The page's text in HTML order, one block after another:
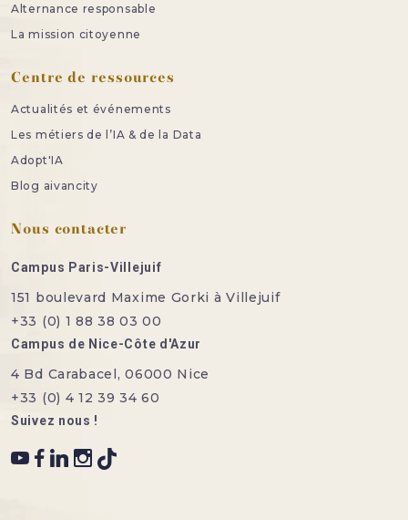
Alternance responsable
La mission citoyenne
Centre de ressources
Actualités et événements
Les métiers de l’IA & de la Data
Adopt'IA
Blog aivancity
Nous contacter
Campus Paris-Villejuif
151 boulevard Maxime Gorki à Villejuif
+33 (0) 1 88 38 03 00
Campus de Nice-Côte d'Azur
4 Bd Carabacel, 06000 Nice
+33 (0) 4 12 39 34 60
Suivez nous !